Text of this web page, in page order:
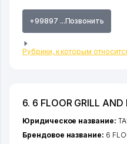
+99897 ...Позвонить
Рубрики, к которым
6. 6 FLOOR GRILL AND
Юридическое название:
Брендовое название: 6